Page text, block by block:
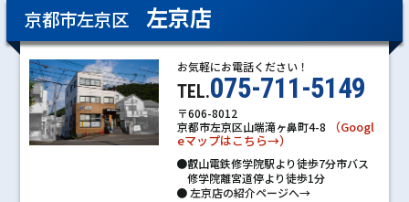
京都市左京区 左京店
お気軽にお電話ください！
TEL.075-711-5149
〒606-8012
京都市左京区山端滝ヶ鼻町4-8
（Googl
eマップはこちら→）
●叡山電鉄修学院駅より徒歩7分市バス
修学院離宮道停より徒歩1分
●左京店の紹介ページへ→